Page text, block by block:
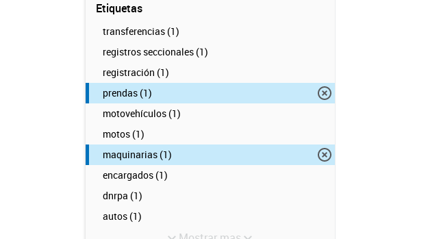
Etiquetas
transferencias (1)
registros seccionales (1)
registración (1)
prendas (1)
motovehículos (1)
motos (1)
maquinarias (1)
encargados (1)
dnrpa (1)
autos (1)